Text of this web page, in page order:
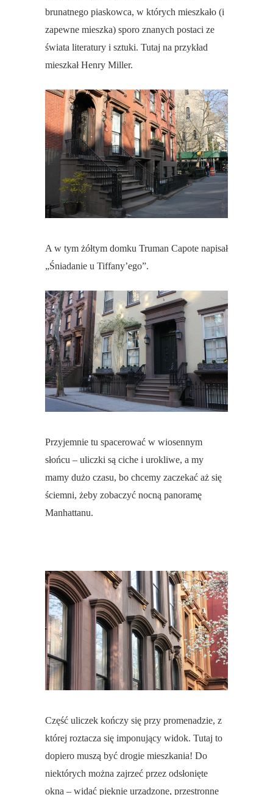
brunatnego piaskowca, w których mieszkało (i
zapewne mieszka) sporo znanych postaci ze
świata literatury i sztuki. Tutaj na przykład
mieszkał Henry Miller.
A w tym żółtym domku Truman Capote napisał
„Śniadanie u Tiffany’ego”.
Przyjemnie tu spacerować w wiosennym
słońcu – uliczki są ciche i urokliwe, a my
mamy dużo czasu, bo chcemy zaczekać aż się
ściemni, żeby zobaczyć nocną panoramę
Manhattanu.
Część uliczek kończy się przy promenadzie, z
której roztacza się imponujący widok. Tutaj to
dopiero muszą być drogie mieszkania! Do
niektórych można zajrzeć przez odsłonięte
okna – widać pięknie urządzone, przestronne